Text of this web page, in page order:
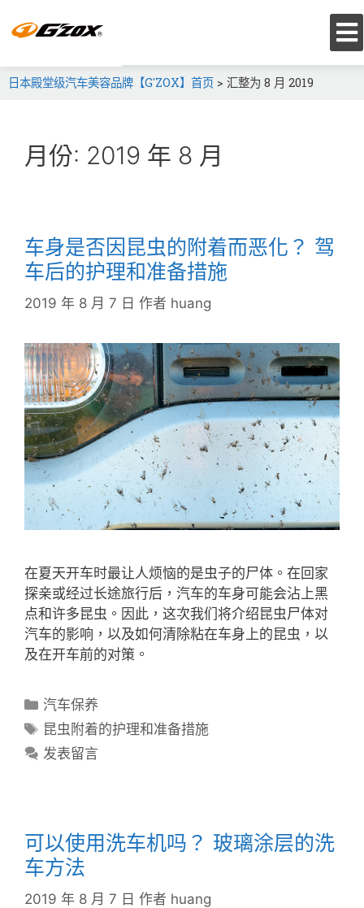
日本殿堂级汽车美容品牌【G'ZOX】首页 > 汇整为 8 月 2019
月份: 2019 年 8 月
车身是否因昆虫的附着而恶化？ 驾
车后的护理和准备措施
2019 年 8 月 7 日 作者 huang
在夏天开车时最让人烦恼的是虫子的尸体。在回家
探亲或经过长途旅行后，汽车的车身可能会沾上黑
点和许多昆虫。因此，这次我们将介绍昆虫尸体对
汽车的影响，以及如何清除粘在车身上的昆虫，以
及在开车前的对策。
汽车保养
昆虫附着的护理和准备措施
发表留言
可以使用洗车机吗？ 玻璃涂层的洗
车方法
2019 年 8 月 7 日 作者 huang